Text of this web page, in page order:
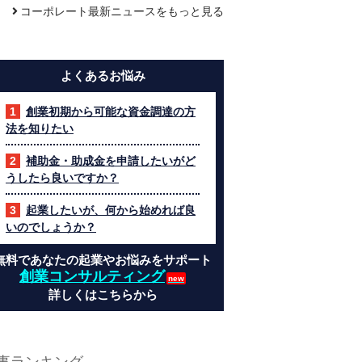
コーポレート最新ニュースをもっと見る
よくあるお悩み
創業初期から可能な資金調達の方
法を知りたい
補助金・助成金を申請したいがど
うしたら良いですか？
起業したいが、何から始めれば良
いのでしょうか？
料であなたの起業やお悩みをサポート
創業コンサルティング
詳しくはこちらから